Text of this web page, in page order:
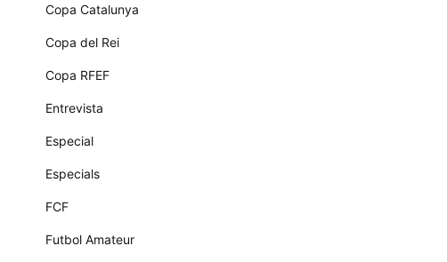
Copa Catalunya
Copa del Rei
Copa RFEF
Entrevista
Especial
Especials
FCF
Futbol Amateur